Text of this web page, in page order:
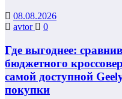
08.08.2026
avtor
0
Где выгоднее:
бюджетного
самой доступной
покупки